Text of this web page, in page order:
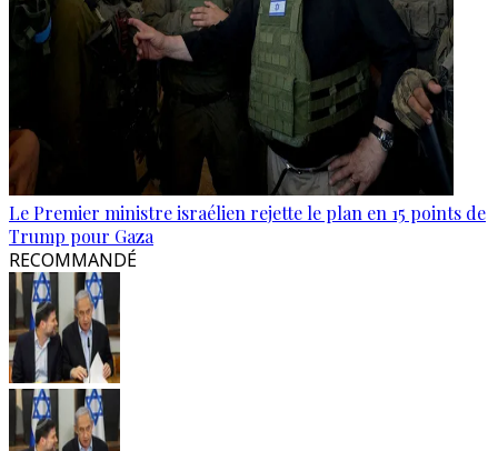
Le Premier ministre israélien rejette le plan en 15 points de
Trump pour Gaza
RECOMMANDÉ